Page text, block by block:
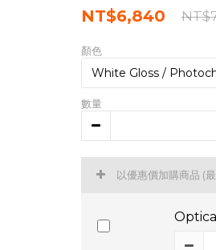
NT$6,840
顏色
數量
以優惠價加購商品 (